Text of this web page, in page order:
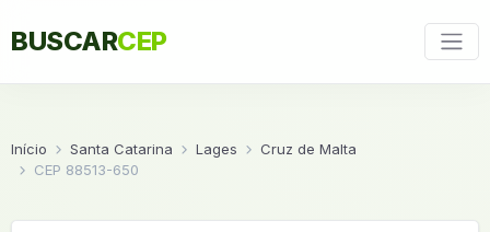
BUSCARCEP
Início Santa Catarina Lages
Cruz de Malta
CEP 88513-650